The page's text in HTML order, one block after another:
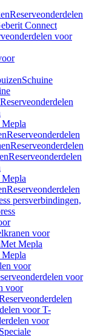
Reserveonderdelen
Connect
voor
Schuine
Reserveonderdelen
Reserveonderdelen
Reserveonderdelen
Reserveonderdelen
Reserveonderdelen
persverbindingen,
voor
Met Mepla
voor
voor
voor
voor T-
voor
Speciale